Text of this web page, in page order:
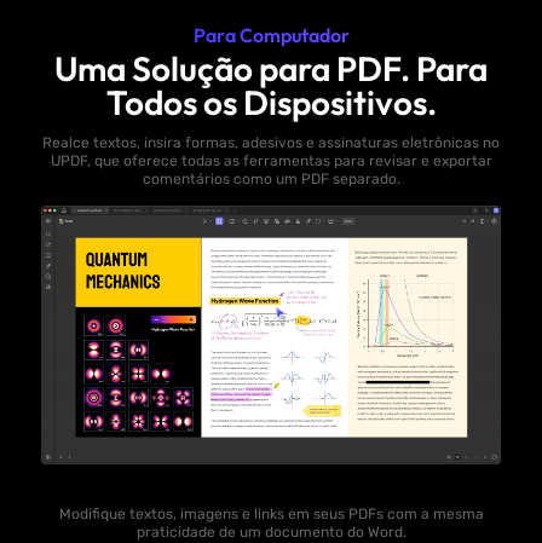
Para Computador
Uma Solução para PDF. Para
Todos os Dispositivos.
Realce textos, insira formas, adesivos e assinaturas eletrônicas no
UPDF, que oferece todas as ferramentas para revisar e exportar
comentários como um PDF separado.
Modifique textos, imagens e links em seus PDFs com a mesma
praticidade de um documento do Word.